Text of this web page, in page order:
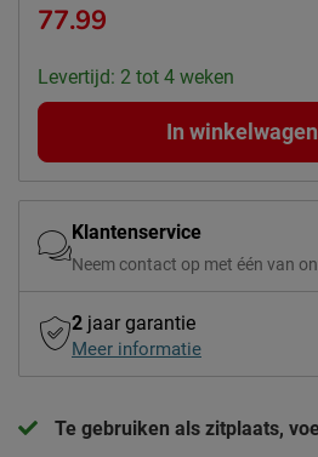
77.99
Levertijd: 2 tot 4 weken
In winkelwagen
Klantenservice
Neem contact op met één van
2 jaar garantie
Meer informatie
Te gebruiken als zitplaats,